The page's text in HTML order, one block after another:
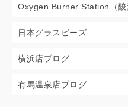
Oxygen Burner Station（酸
日本グラスビーズ
横浜店ブログ
有馬温泉店ブログ